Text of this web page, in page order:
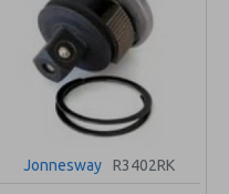
Jonnesway R3402RK